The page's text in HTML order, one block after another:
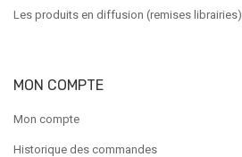
Les produits en diffusion (remises librairies)
MON COMPTE
Mon compte
Historique des commandes